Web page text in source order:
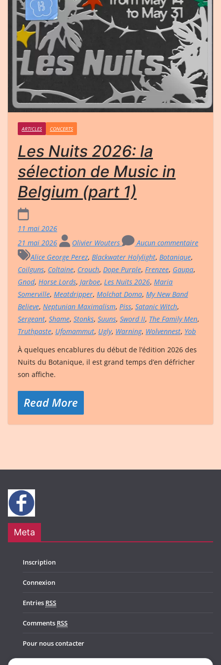
ARTICLES CONCERTS
Les Nuits 2026: la
sélection de Music in
Belgium (part 1)
11 mai 2026
21 mai 2026
Olivier Wouters
Aucun commentaire
Alice George Perez, Blackwater Holylight, Botanique,
Coilguns, Coltaine, Crouch, Dope Purple, Frenzee, Gaupa,
Gnod, Horse Lords, Jarboe, Les Nuits 2026, Maria
Somerville, Meatdripper, Molchat Doma, My New Band
Believe, Neptunian Maximalism, Piss, Satanic Witch,
Sergeant, Shame, Stonks, Suuns, Sword II, The Family Men,
Truthpaste, Ufomammut, Ugly, Warning, Wolvennest, Yob
À quelques encablures du début de l’édition 2026 des
Nuits du Botanique, il est grand temps d’en défricher
son affiche.
Read More
Meta
Inscription
Connexion
Entries RSS
Comments RSS
Pour nous contacter